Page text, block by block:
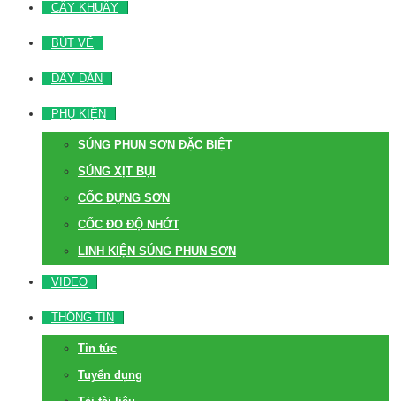
CÂY KHUẤY
BÚT VẼ
DÂY DẪN
PHỤ KIỆN
SÚNG PHUN SƠN ĐẶC BIỆT
SÚNG XỊT BỤI
CỐC ĐỰNG SƠN
CỐC ĐO ĐỘ NHỚT
LINH KIỆN SÚNG PHUN SƠN
VIDEO
THÔNG TIN
Tin tức
Tuyển dụng